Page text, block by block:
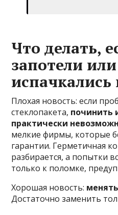
Что делать,
запотели или
испачкались
Плохая новость: если
стеклопакета, починить
практически
мелкие фирмы, которые
гарантии. Герметичная
разбирается, а попытки
только к поломке,
Хорошая новость:
Достаточно заменить